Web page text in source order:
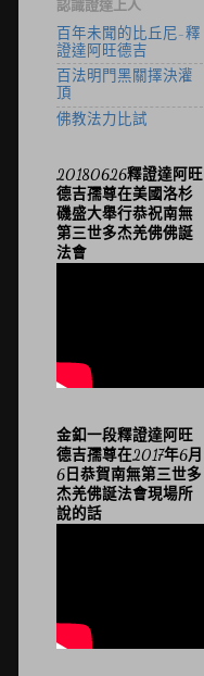
認識證達上人
百年未聞的比丘尼-釋
證達阿旺德吉
百法明門黑關擇決灌
頂
佛教法力比試
20180626釋證達阿旺
德吉孺尊在美國洛杉
磯盛大舉行恭祝南無
第三世多杰羌佛佛誕
法會
金釦一段釋證達阿旺
德吉孺尊在2017年6月
6日恭賀南無第三世多
杰羌佛誕法會現場所
說的話